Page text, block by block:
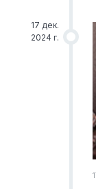
17 дек.
2024 г.